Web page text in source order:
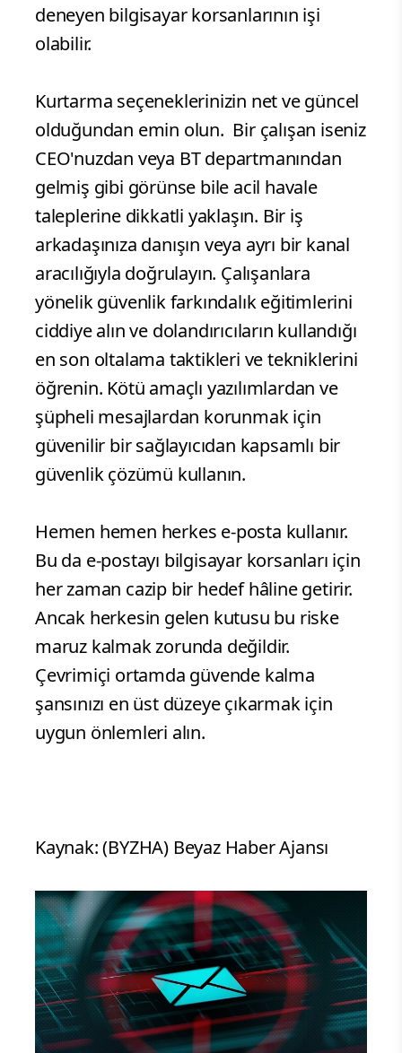
deneyen bilgisayar korsanlarının işi
olabilir.
Kurtarma seçeneklerinizin net ve güncel
olduğundan emin olun. Bir çalışan iseniz
CEO'nuzdan veya BT departmanından
gelmiş gibi görünse bile acil havale
taleplerine dikkatli yaklaşın. Bir iş
arkadaşınıza danışın veya ayrı bir kanal
aracılığıyla doğrulayın. Çalışanlara
yönelik güvenlik farkındalık eğitimlerini
ciddiye alın ve dolandırıcıların kullandığı
en son oltalama taktikleri ve tekniklerini
öğrenin. Kötü amaçlı yazılımlardan ve
şüpheli mesajlardan korunmak için
güvenilir bir sağlayıcıdan kapsamlı bir
güvenlik çözümü kullanın.
Hemen hemen herkes e-posta kullanır.
Bu da e-postayı bilgisayar korsanları için
her zaman cazip bir hedef hâline getirir.
Ancak herkesin gelen kutusu bu riske
maruz kalmak zorunda değildir.
Çevrimiçi ortamda güvende kalma
şansınızı en üst düzeye çıkarmak için
uygun önlemleri alın.
Kaynak: (BYZHA) Beyaz Haber Ajansı